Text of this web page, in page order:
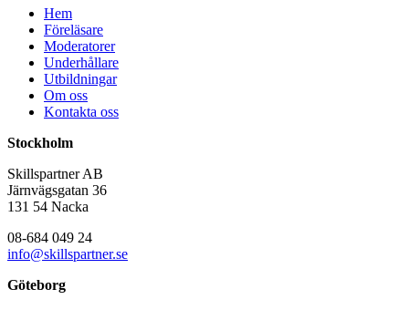
Hem
Föreläsare
Moderatorer
Underhållare
Utbildningar
Om oss
Kontakta oss
Stockholm
Skillspartner AB
Järnvägsgatan 36
131 54 Nacka
08-684 049 24
info@skillspartner.se
Göteborg